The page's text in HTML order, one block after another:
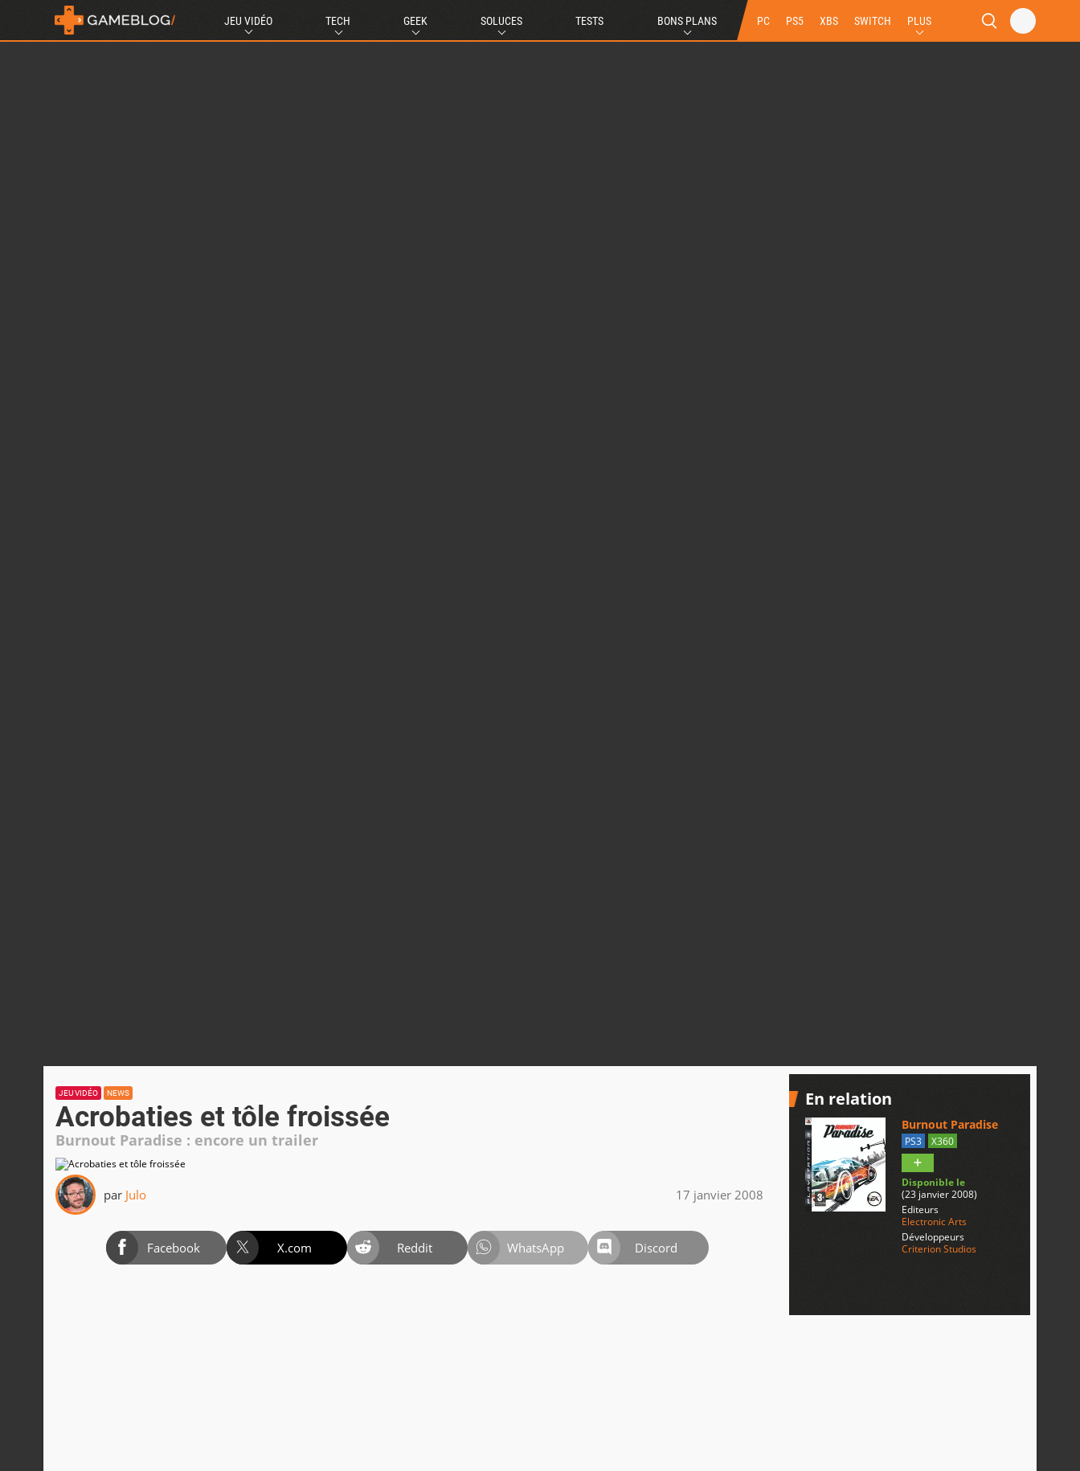
JEU VIDÉO TECH GEEK SOLUCES TESTS BONS PLANS PC PS5 XBS SWITCH PLUS
JEU VIDÉO NEWS
Acrobaties et tôle froissée
Burnout Paradise : encore un trailer
par Julo 17 janvier 2008
Facebook X.com Reddit WhatsApp Discord
En relation
Burnout Paradise
PS3 X360
Disponible le
(23 janvier 2008)
Editeurs
Electronic Arts
Développeurs
Criterion Studios